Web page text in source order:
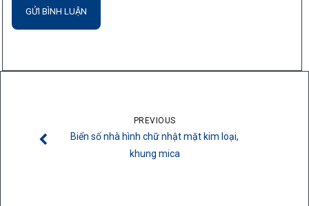
PREVIOUS
Biển số nhà hình chữ nhật mặt kim loại,
khung mica